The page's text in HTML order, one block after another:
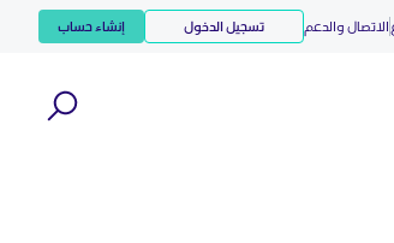
الاتصال والدعم تسجيل الدخول إنشاء حساب